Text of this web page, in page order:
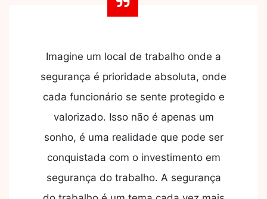
Imagine um local de trabalho onde a
segurança é prioridade absoluta, onde
cada funcionário se sente protegido e
valorizado. Isso não é apenas um
sonho, é uma realidade que pode ser
conquistada com o investimento em
segurança do trabalho. A segurança